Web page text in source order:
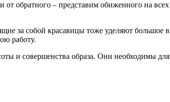
от обратного – представим обиженного на
за собой красавицы тоже уделяют большое
работу.
и совершенства образа. Они необходимы